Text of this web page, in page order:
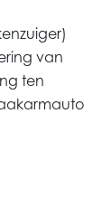
van
ten